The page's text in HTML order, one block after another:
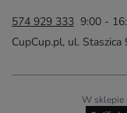
574 929 333 9:00 -
CupCup.pl, ul. Staszica
W sklepie